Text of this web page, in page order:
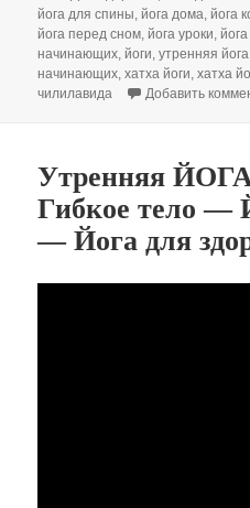
йога для спины ,йога дома ,йога
йога перед сном ,йога уроки ,
начинающих ,йоги ,утренняя йога
начинающих ,хатха йоги ,хатха
чилилавида
Добавить
Утренняя
Гибкое тело —
— Йога для